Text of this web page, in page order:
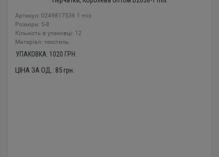
Артикул: 0249817536 1 mix
Розміри: 5-8
Кількість в упаковці: 12
Mатеріал: текстиль
УПАКОВКА: 1020 ГРН.
ЦІНА ЗА ОД.: 85грн.